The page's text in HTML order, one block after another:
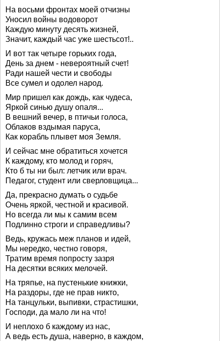
На восьми фронтах моей отчизны
Уносил войны водоворот
Каждую минуту десять жизней,
Значит, каждый час уже шестьсот!..
И вот так четыре горьких года,
День за днем - невероятный счет!
Ради нашей чести и свободы
Все сумел и одолел народ.
Мир пришел как дождь, как чудеса,
Яркой синью душу опаля...
В вешний вечер, в птичьи голоса,
Облаков вздымая паруса,
Как корабль плывет моя Земля.
И сейчас мне обратиться хочется
К каждому, кто молод и горяч,
Кто б ты ни был: летчик или врач.
Педагог, студент или сверловщица...
Да, прекрасно думать о судьбе
Очень яркой, честной и красивой.
Но всегда ли мы к самим всем
Подлинно строги и справедливы?
Ведь, кружась меж планов и идей,
Мы нередко, честно говоря,
Тратим время попросту зазря
На десятки всяких мелочей.
На тряпье, на пустенькие книжки,
На раздоры, где не прав никто,
На танцульки, выпивки, страстишки,
Господи, да мало ли на что!
И неплохо б каждому из нас,
А ведь есть душа, наверно, в каждом,